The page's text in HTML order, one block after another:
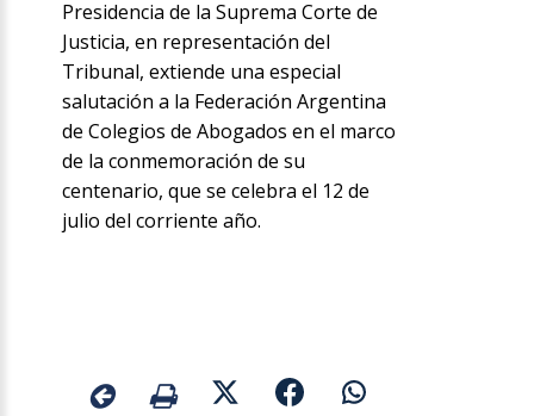
Presidencia de la Suprema Corte de
Justicia, en representación del
Tribunal, extiende una especial
salutación a la Federación Argentina
de Colegios de Abogados en el marco
de la conmemoración de su
centenario, que se celebra el 12 de
julio del corriente año.